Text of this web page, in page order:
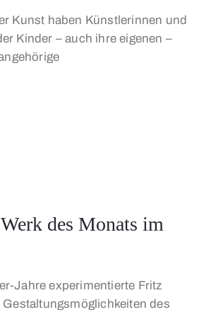
Kunst haben Künstlerinnen und
Kinder – auch ihre eigenen –
des Monats im
Jahre experimentierte Fritz
des